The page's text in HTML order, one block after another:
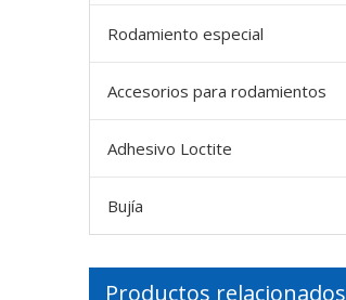
Rodamiento especial
Accesorios para rodamientos
Adhesivo Loctite
Bujía
Productos relacionados